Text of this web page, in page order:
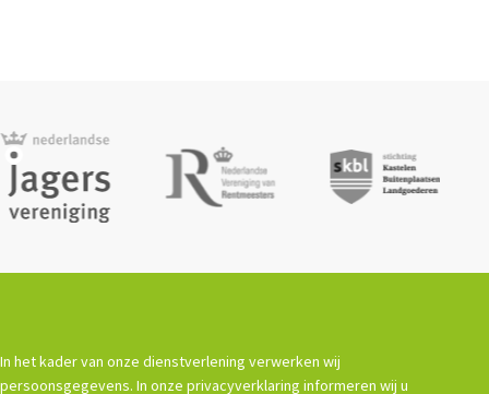
In het kader van onze dienstverlening verwerken wij
persoonsgegevens. In onze privacyverklaring informeren wij u